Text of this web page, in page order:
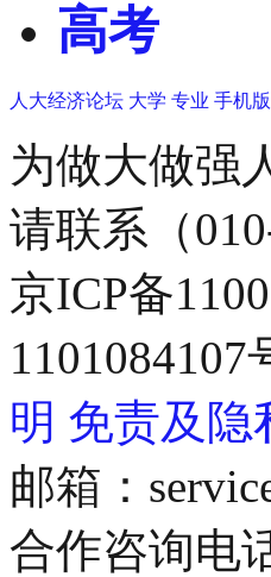
高考
人大经济论坛 大学 专业 手机版
为做大做强
请联系（
京ICP备
明 免责及隐
邮箱：
合作咨询电